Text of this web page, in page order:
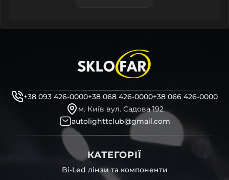
+38 093 426-0000+38 068 426-0000+38 066 426-0000
м. Київ вул. Садова 192
autolighttclub@gmail.com
КАТЕГОРІЇ
Bi-Led лінзи та компоненти